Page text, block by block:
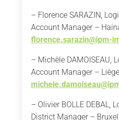
– Florence SARAZIN,
Account Manager –
florence.sarazin@ipm-
– Michèle DAMOISEAU,
Account Manager –
– Olivier BOLLE DEBAL,
District Manager –